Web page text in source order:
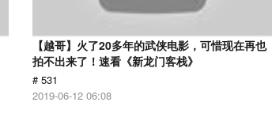
【越哥】火了20多年的武侠电影，可惜现在再也
拍不出来了！速看《新龙门客栈》
# 531
2019-06-12 06:08